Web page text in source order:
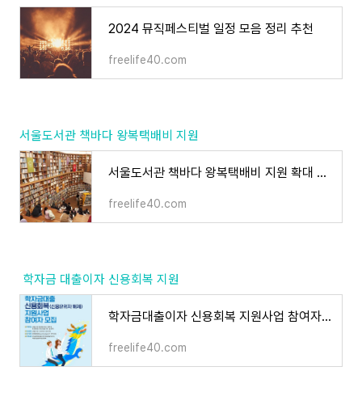
2024 뮤직페스티벌 일정 모음 정리 추천
freelife40.com
서울도서관 책바다 왕복택배비 지원
서울도서관 책바다 왕복택배비 지원 확대 정리
freelife40.com
학자금 대출이자 신용회복 지원
학자금대출이자 신용회복 지원사업 참여자 모집 ~24년10월18일까지
freelife40.com